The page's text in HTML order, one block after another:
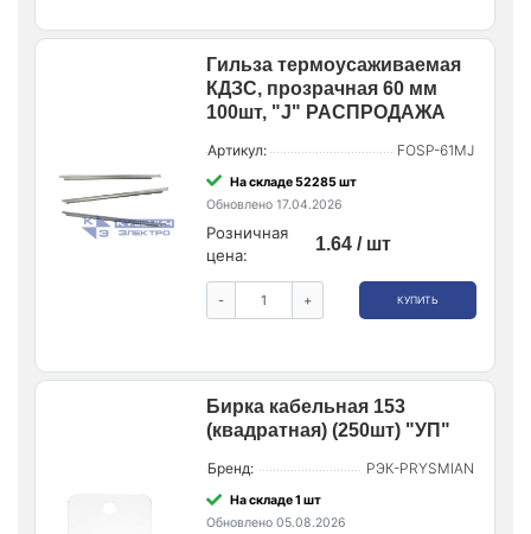
Гильза термоусаживаемая
КДЗС, прозрачная 60 мм
100шт, "J" РАСПРОДАЖА
Артикул: FOSP-61MJ
На складе 52285 шт
Обновлено 17.04.2026
Розничная
цена:
1.64 / шт
- + КУПИТЬ
Бирка кабельная 153
(квадратная) (250шт) "УП"
Бренд: РЭК-PRYSMIAN
На складе 1 шт
Обновлено 05.08.2026